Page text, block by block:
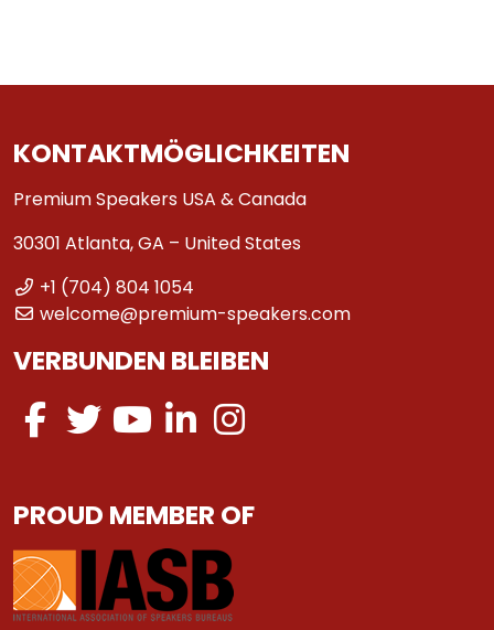
KONTAKTMÖGLICHKEITEN
Premium Speakers USA & Canada
30301 Atlanta, GA – United States
+1 (704) 804 1054
welcome@premium-speakers.com
VERBUNDEN BLEIBEN
PROUD MEMBER OF